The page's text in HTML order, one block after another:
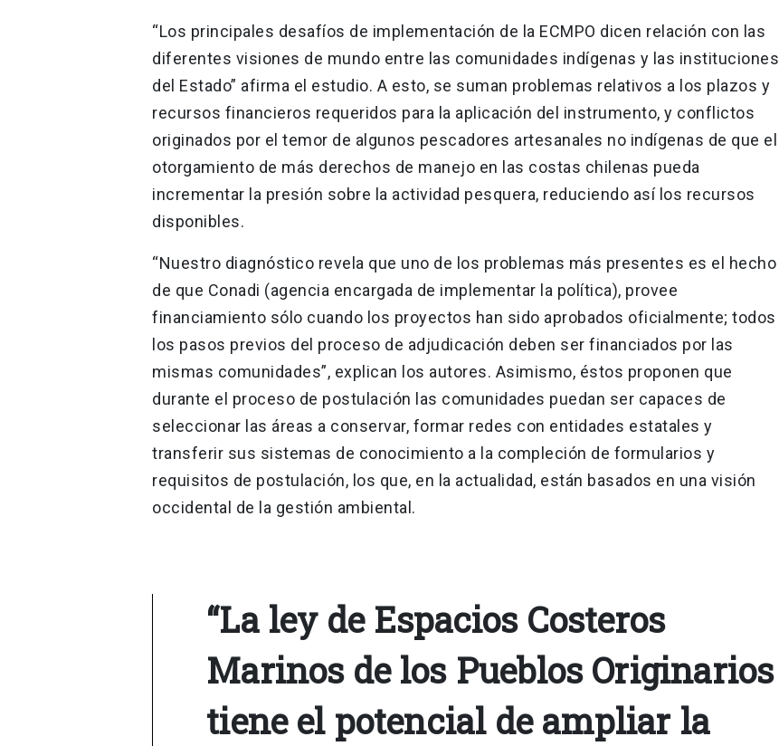
“Los principales desafíos de implementación de la ECMPO dicen relación con las
diferentes visiones de mundo entre las comunidades indígenas y las instituciones
del Estado” afirma el estudio. A esto, se suman problemas relativos a los plazos y
recursos financieros requeridos para la aplicación del instrumento, y conflictos
originados por el temor de algunos pescadores artesanales no indígenas de que el
otorgamiento de más derechos de manejo en las costas chilenas pueda
incrementar la presión sobre la actividad pesquera, reduciendo así los recursos
disponibles.
“Nuestro diagnóstico revela que uno de los problemas más presentes es el hecho
de que Conadi (agencia encargada de implementar la política), provee
financiamiento sólo cuando los proyectos han sido aprobados oficialmente; todos
los pasos previos del proceso de adjudicación deben ser financiados por las
mismas comunidades”, explican los autores. Asimismo, éstos proponen que
durante el proceso de postulación las comunidades puedan ser capaces de
seleccionar las áreas a conservar, formar redes con entidades estatales y
transferir sus sistemas de conocimiento a la compleción de formularios y
requisitos de postulación, los que, en la actualidad, están basados en una visión
occidental de la gestión ambiental.
“La ley de Espacios Costeros
Marinos de los Pueblos Originarios
tiene el potencial de ampliar la